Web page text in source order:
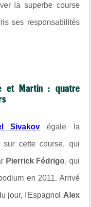
la superbe course
ses responsabilités
et Martin : quatre
Sivakov égale la
sur cette course, qui
Pierrick Fédrigo, qui
en 2011. Arrivé
jour, l'Espagnol Alex